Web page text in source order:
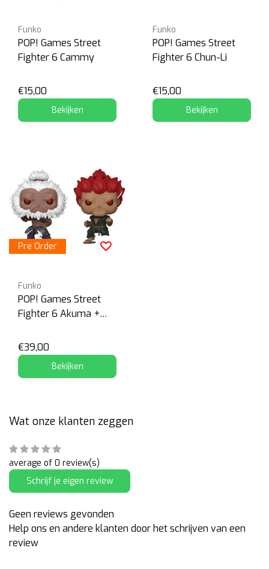
Funko
POP! Games Street
Fighter 6 Cammy
€15,00
Bekijken
Funko
POP! Games Street
Fighter 6 Chun-Li
€15,00
Bekijken
Pre Order
Funko
POP! Games Street
Fighter 6 Akuma +
€39,00
Bekijken
Wat onze klanten zeggen
average of 0 review(s)
Schrijf je eigen review
Geen reviews gevonden
Help ons en andere klanten door het schrijven van een
review